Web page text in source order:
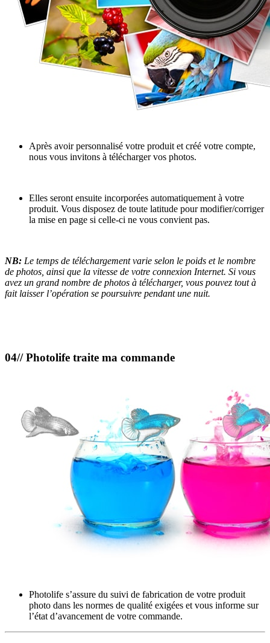
Après avoir personnalisé votre produit et créé votre compte,
nous vous invitons à télécharger vos photos.
Elles seront ensuite incorporées automatiquement à votre
produit. Vous disposez de toute latitude pour modifier/corriger
la mise en page si celle-ci ne vous convient pas.
NB: Le temps de téléchargement varie selon le poids et le nombre
de photos, ainsi que la vitesse de votre connexion Internet. Si vous
avez un grand nombre de photos à télécharger, vous pouvez tout à
fait laisser l’opération se poursuivre pendant une nuit.
04// Photolife traite ma commande
Photolife s’assure du suivi de fabrication de votre produit
photo dans les normes de qualité exigées et vous informe sur
l’état d’avancement de votre commande.